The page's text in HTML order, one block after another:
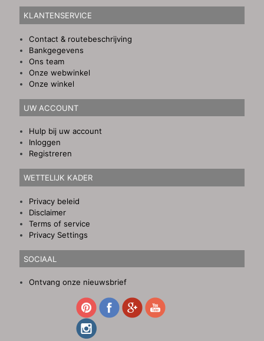
KLANTENSERVICE
Contact & routebeschrijving
Bankgegevens
Ons team
Onze webwinkel
Onze winkel
UW ACCOUNT
Hulp bij uw account
Inloggen
Registreren
WETTELIJK KADER
Privacy beleid
Disclaimer
Terms of service
Privacy Settings
SOCIAAL
Ontvang onze nieuwsbrief